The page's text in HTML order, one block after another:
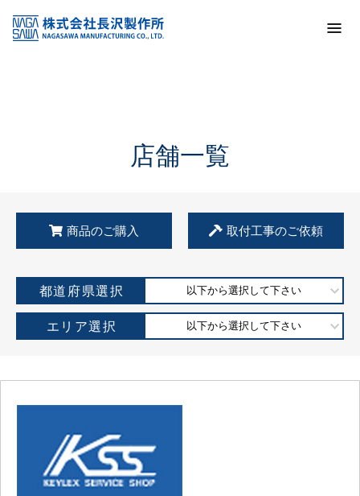
KSS加盟店・取扱店情報
店舗一覧
店舗一覧
商品のご購入 取付工事のご依頼
都道府県選択 以下から選択して下さい
エリア選択 以下から選択して下さい